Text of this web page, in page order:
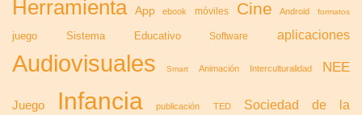
Herramienta App ebook móviles Cine Android formatos
juego Sistema Educativo Software aplicaciones
Audiovisuales Smart Animación Interculturalidad NEE
Juego Infancia publicación TED
Sociedad de la